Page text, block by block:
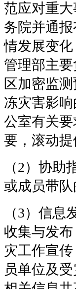
范应对重
务院并通
情发展变
管理部主
区加密监
冻灾害影
公室有关
要，滚动
（2）协
或成员带
（3）信
收集与发
灾工作宣
员单位及